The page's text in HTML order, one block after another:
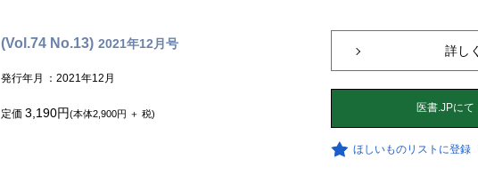
(Vol.74 No.13) 2021年12月号
発行年月 ：2021年12月
定価 3,190円(本体2,900円 ＋ 税)
詳し
ほしいものリストに登録